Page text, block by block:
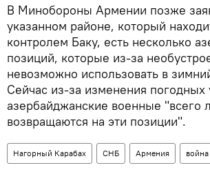
В Минобороны Армении позже
указанном районе, который
контролем Баку, есть несколько
позиций, которые из-за
невозможно использовать в
Сейчас из-за изменения погодных
азербайджанские военные "всего
возвращаются на эти позиции".
Нагорный Карабах СНБ Армения война